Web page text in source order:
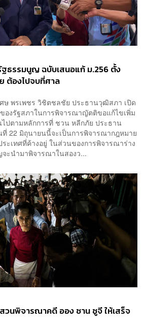
ฐธรรมนูญ ฉบับเสนอแก้ ม.256 ตั้ง
ต้องไปจบที่ศาล
ษ พรเพชร วิชิตชลชัย ประธานวุฒิสภา เปิด
องรัฐสภาในการพิจารณาญัตติขอแก้ไขเพิ่ม
ปตามหลักการที่ ชวน หลีกภัย ประธาน
ที่ 22 มิถุนายนนี้จะเป็นการพิจารณากฎหมาย
ะเทศที่ค้างอยู่ ในส่วนของการพิจารณาร่าง
ะนำมาพิจารณาในสองว...
วนพิจารณาคดี ออง ซาน ซูจี ให้เสร็จ